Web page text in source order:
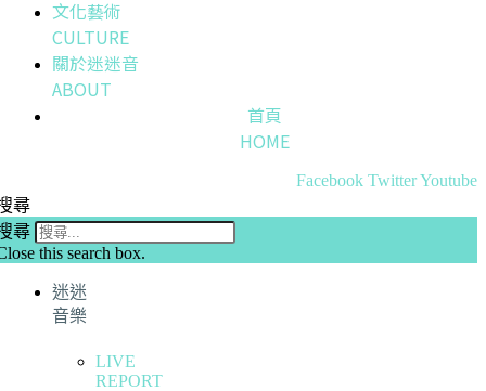
文化藝術
CULTURE
關於迷迷音
ABOUT
首頁
HOME
Facebook TwitterYoutube
尋
尋
this search box.
迷迷
音樂
LIVE
REPORT